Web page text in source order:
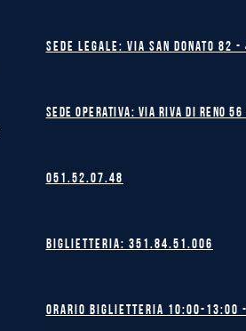
Sede legale: Via San Donato 82 -
Sede operativa: Via Riva di Reno 56
051.52.07.48
Biglietteria: 351.84.51.006
Orario biglietteria 10:00-13:00 -